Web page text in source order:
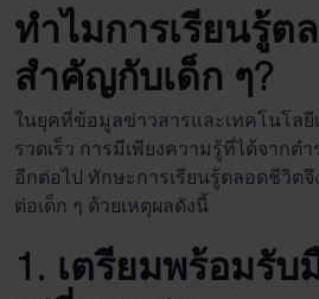
ทำไม การเรียนรู้ต
สำคัญกับเด็ก ๆ?
ในยุคที่ข้อมูลข่าวสารและเทคโนโลยี
รวดเร็ว การมีเพียงความรู้ที่ได้จากตำ
อีกต่อไป ทักษะการเรียนรู้ตลอดชีวิต
ต่อเด็ก ๆ ด้วยเหตุผลดังนี้
1. เตรียมพร้อมรับ